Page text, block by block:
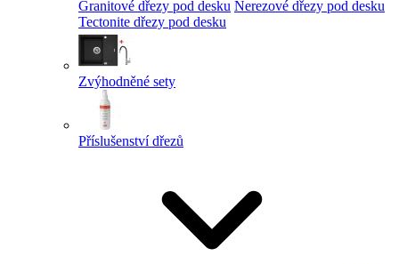
Granitové dřezy pod desku Nerezové dřezy pod desku
Tectonite dřezy pod desku
Zvýhodněné sety
Příslušenství dřezů